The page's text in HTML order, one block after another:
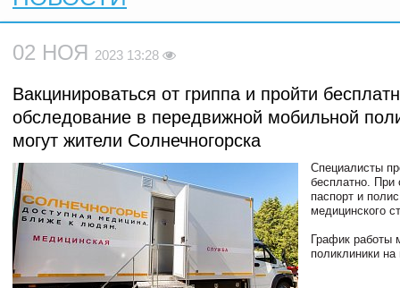
02 НОЯ 2023 13:28
Вакцинироваться от гриппа и пройти
обследование в передвижной мобильной
могут жители Солнечногорска
Специалисты
бесплатно. При
паспорт и
медицинского
График работы
поликлиники на